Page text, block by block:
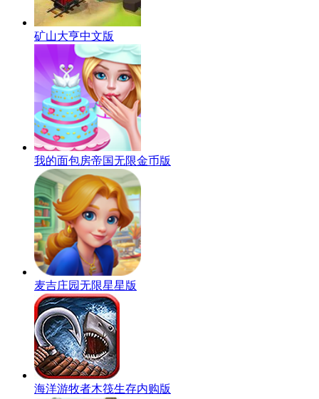
矿山大亨中文版
我的面包房帝国无限金币版
麦吉庄园无限星星版
海洋游牧者木筏生存内购版